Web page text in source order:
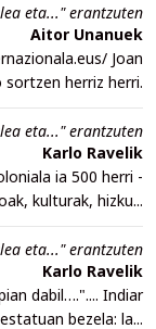
eta..." erantzuten
Aitor Unanuek
Joan
herriz herri.
eta..." erantzuten
Karlo Ravelik
ia 500 herri -
kulturak, hizku...
eta..." erantzuten
Karlo Ravelik
dabil….".... Indiar
estatuan bezela: la...